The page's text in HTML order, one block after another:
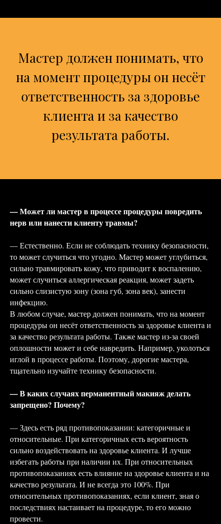
Мастер должен понимать, что
на момент процедуры он несёт
ответственность за здоровье
клиента и за качество
результата работы.
— Может ли мастер в процессе процедуры повредить
нерв или нанести клиенту травмы?
— Естественно. Если не соблюдать технику безопасности,
то может случиться что угодно. Мастер может углубиться,
сильно травмировать кожу, что приводит к воспалению,
может случиться аллергическая реакция, может задеть
сильно слизистую зону (зона губ, зона век), занести
инфекцию.
В любом случае, мастер должен понимать, что на момент
процедуры он несёт ответственность за здоровье клиента и
за качество результата работы. Также мастер из-за своей
оплошности может и себе навредить. Например, уколоться
иглой в процессе работы. Поэтому, дорогие мастера,
тщательно изучайте технику безопасности.
— В каких случаях перманентный макияж делать
запрещено? Почему?
— Здесь есть ряд противопоказании: категоричные и
относительные. При категоричных есть вероятность
сильно воздействовать на здоровье клиента. И лучше
избегать работы при наличии их. При относительных
противопоказаниях есть влияние на здоровье клиента и на
качество результата. И не всегда это 100%. При
относительных противопоказаниях, если клиент, зная о
последствиях настаивает на процедуре, то его можно
провести.